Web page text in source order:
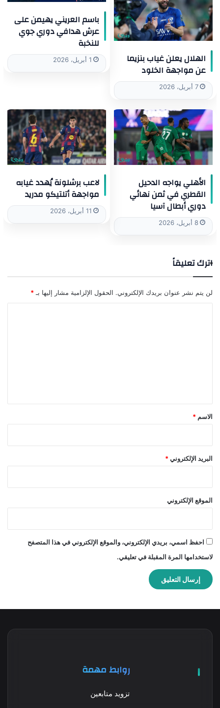
الهلال يعلن غياب بنزيما
عن مواجهة الخلود
7 أبريل، 2026
باسم العريني يهيمن على
عرش هدافي دوري جوي
للنخبة
1 أبريل، 2026
الأهلي يواجه الدحيل
القطري في ثمن نهائي
دوري أبطال آسيا
8 أبريل، 2026
لاعب برشلونة يُهدد غيابه
مواجهة أتلتيكو مدريد
11 أبريل، 2026
اترك تعليقاً
لن يتم نشر عنوان بريدك الإلكتروني. الحقول الإلزامية مشار إليها بـ *
*
الاسم *
البريد الإلكتروني *
الموقع الإلكتروني
احفظ اسمي، بريدي الإلكتروني، والموقع الإلكتروني في هذا المتصفح
لاستخدامها المرة المقبلة في تعليقي.
روابط مهمة
تزويد متابعين